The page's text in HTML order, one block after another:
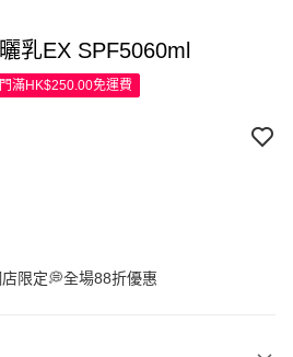
乳EX SPF5060ml
滿HK$250.00免運費
限定💭全場88折優惠